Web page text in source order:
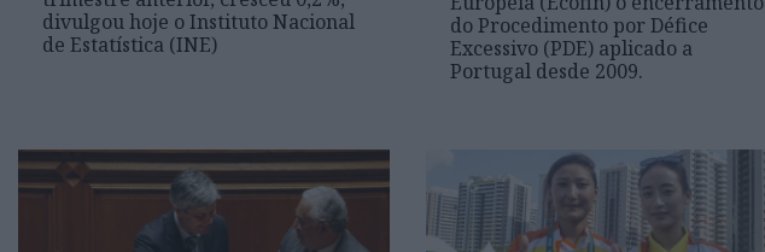
divulgou hoje o Instituto Nacional
de Estatística (INE)
do Procedimento por Défice
Excessivo (PDE) aplicado a
Portugal desde 2009.